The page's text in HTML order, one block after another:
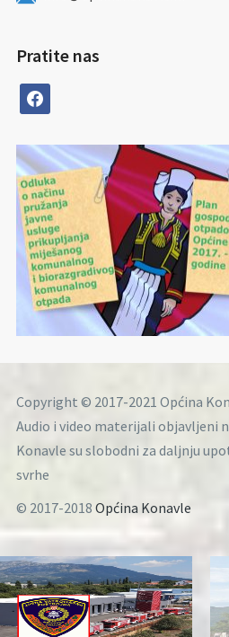
Pratite nas
facebook
Copyright © 2017-2021 Općina
Audio i video materijali objavljeni
Konavle su slobodni za daljnju
svrhe
© 2017-2018 Općina Konavle